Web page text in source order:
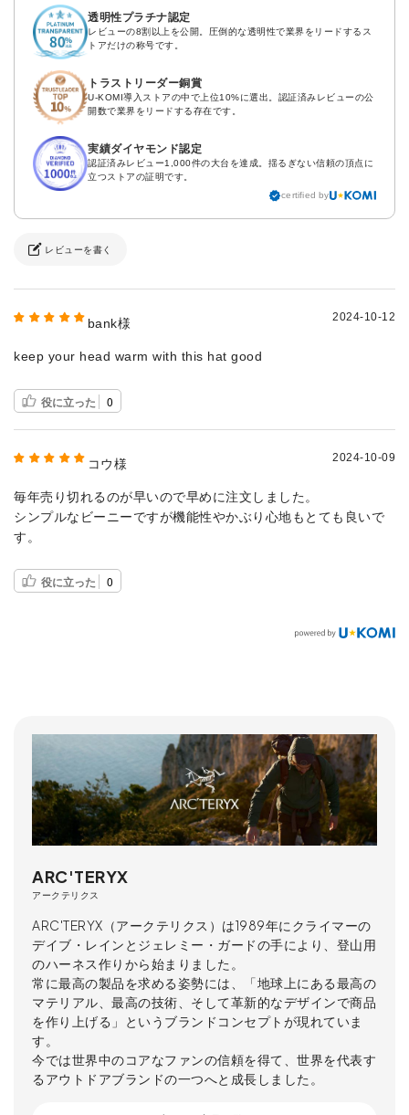
透明性プラチナ認定
レビューの8割以上を公開。圧倒的な透明性で業界をリードするス
トアだけの称号です。
トラストリーダー銅賞
U-KOMI導入ストアの中で上位10%に選出。認証済みレビューの公
開数で業界をリードする存在です。
実績ダイヤモンド認定
認証済みレビュー1,000件の大台を達成。揺るぎない信頼の頂点に
立つストアの証明です。
certified by
レビューを書く
bank様 2024-10-12
keep your head warm with this hat good
役に立った 0
コウ様 2024-10-09
毎年売り切れるのが早いので早めに注文しました。
シンプルなビーニーですが機能性やかぶり心地もとても良いで
す。
役に立った 0
ARC'TERYX
アークテリクス
ARC'TERYX（アークテリクス）は1989年にクライマーの
デイブ・レインとジェレミー・ガードの手により、登山用
のハーネス作りから始まりました。
常に最高の製品を求める姿勢には、「地球上にある最高の
マテリアル、最高の技術、そして革新的なデザインで商品
を作り上げる」というブランドコンセプトが現れていま
す。
今では世界中のコアなファンの信頼を得て、世界を代表す
るアウトドアブランドの一つへと成長しました。